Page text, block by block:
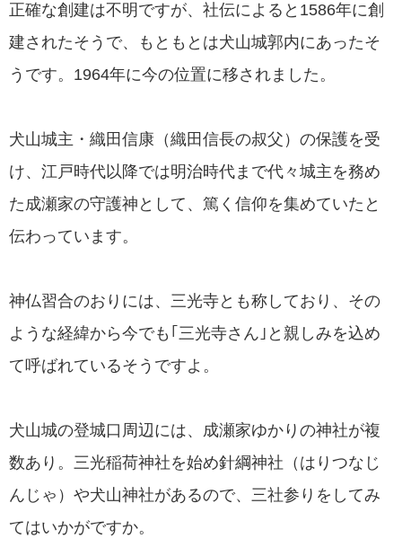
正確な創建は不明ですが、社伝によると1586年に創
建されたそうで、もともとは犬山城郭内にあったそ
うです。1964年に今の位置に移されました。
犬山城主・織田信康（織田信長の叔父）の保護を受
け、江戸時代以降では明治時代まで代々城主を務め
た成瀬家の守護神として、篤く信仰を集めていたと
伝わっています。
神仏習合のおりには、三光寺とも称しており、その
ような経緯から今でも｢三光寺さん｣と親しみを込め
て呼ばれているそうですよ。
犬山城の登城口周辺には、成瀬家ゆかりの神社が複
数あり。三光稲荷神社を始め針綱神社（はりつなじ
んじゃ）や犬山神社があるので、三社参りをしてみ
てはいかがですか。